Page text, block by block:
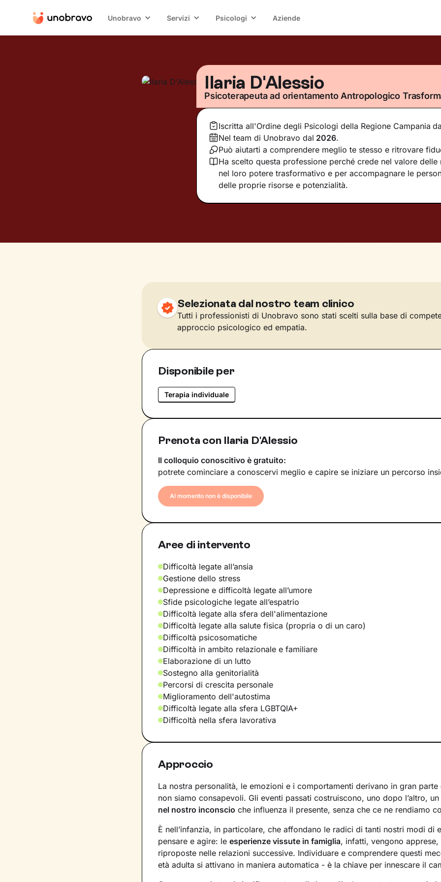
Unobravo Servizi Psicologi Aziende
Ilaria D'Alessio
Psicoterapeuta ad orientamento Antropologico
Iscritta all'Ordine degli Psicologi della Regione Campania
Nel team di Unobravo dal 2026.
Può aiutarti a comprendere meglio te stesso e ritrovare
Ha scelto questa professione perché crede nel valore
nel loro potere trasformativo e per accompagnare le
delle proprie risorse e potenzialità.
Selezionata dal nostro team clinico
Tutti i professionisti di Unobravo sono stati scelti sulla base di
approccio psicologico ed empatia.
Disponibile per
Terapia individuale
Prenota con Ilaria D'Alessio
Il colloquio conoscitivo è gratuito:
potrete cominciare a conoscervi meglio e capire se iniziare un percorso
Al momento non è disponibile
Aree di intervento
Difficoltà legate all’ansia
Gestione dello stress
Depressione e difficoltà legate all’umore
Sfide psicologiche legate all’espatrio
Difficoltà legate alla sfera dell'alimentazione
Difficoltà legate alla salute fisica (propria o di un caro)
Difficoltà psicosomatiche
Difficoltà in ambito relazionale e familiare
Elaborazione di un lutto
Sostegno alla genitorialità
Percorsi di crescita personale
Miglioramento dell'autostima
Difficoltà legate alla sfera LGBTQIA+
Difficoltà nella sfera lavorativa
Approccio
La nostra personalità, le emozioni e i comportamenti derivano in gran
non siamo consapevoli. Gli eventi passati costruiscono, uno dopo l’altro, un
nel nostro inconscio che influenza il presente, senza che ce ne rendiamo
È nell’infanzia, in particolare, che affondano le radici di tanti nostri modi di
pensare e agire: le esperienze vissute in famiglia, infatti, vengono
riproposte nelle relazioni successive. Individuare e comprendere questi
età adulta si attivano in maniera automatica - è la chiave per innescare il